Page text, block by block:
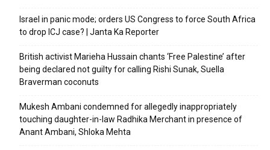
Israel in panic mode; orders US Congress to force South Africa
to drop ICJ case? | Janta Ka Reporter
British activist Marieha Hussain chants ‘Free Palestine’ after
being declared not guilty for calling Rishi Sunak, Suella
Braverman coconuts
Mukesh Ambani condemned for allegedly inappropriately
touching daughter-in-law Radhika Merchant in presence of
Anant Ambani, Shloka Mehta